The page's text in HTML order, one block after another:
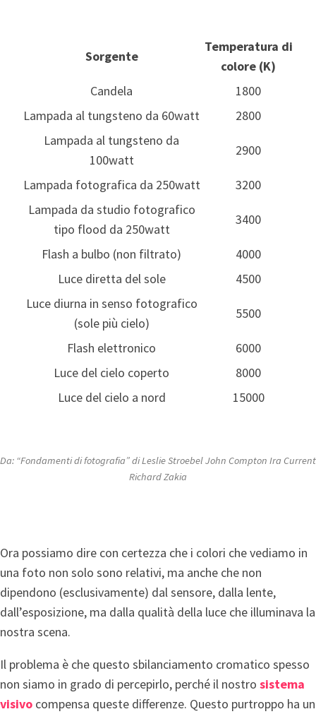
Sorgente
Temperatura di
colore (K)
Candela
1800
Lampada al tungsteno da 60watt
2800
Lampada al tungsteno da
100watt
2900
Lampada fotografica da 250watt
3200
Lampada da studio fotografico
tipo flood da 250watt
3400
Flash a bulbo (non filtrato)
4000
Luce diretta del sole
4500
Luce diurna in senso fotografico
(sole più cielo)
5500
Flash elettronico
6000
Luce del cielo coperto
8000
Luce del cielo a nord
15000
Da: “Fondamenti di fotografia” di Leslie Stroebel John Compton Ira Current
Richard Zakia
Ora possiamo dire con certezza che i colori che vediamo in
una foto non solo sono relativi, ma anche che non
dipendono (esclusivamente) dal sensore, dalla lente,
dall’esposizione, ma dalla qualità della luce che illuminava la
nostra scena.
Il problema è che questo sbilanciamento cromatico spesso
non siamo in grado di percepirlo, perché il nostro sistema
visivo compensa queste differenze. Questo purtroppo ha un